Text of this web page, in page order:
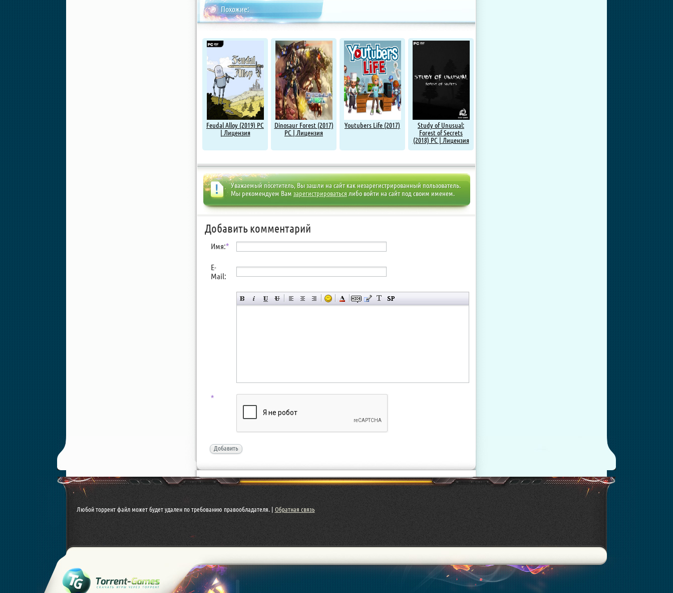
Похожие:
Feudal Alloy (2019) PC
| Лицензия
Dinosaur Forest (2017)
PC | Лицензия
Youtubers Life (2017)
Study of Unusual:
Forest of Secrets
(2018) PC | Лицензия
Уважаемый посетитель, Вы зашли на сайт как незарегистрированный пользователь.
Мы рекомендуем Вам зарегистрироватьсялибо войти на сайт под своим именем.
Добавить комментарий
Имя:*
E-
Mail:
*
Добавить
Любой торрент файл может будет удален по требованию правообладателя. |Обратная связь